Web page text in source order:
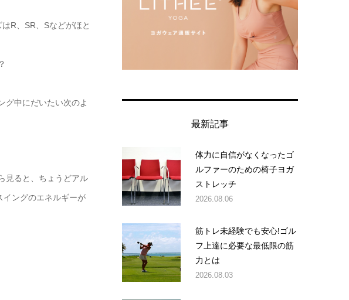
R、SR、Sなどがほと
グ中にだいたい次のよ
見ると、ちょうどアル
イングのエネルギーが
最新記事
体力に自信がなくなったゴ
ルファーのための椅子ヨガ
ストレッチ
2026.08.06
筋トレ未経験でも安心!ゴル
フ上達に必要な最低限の筋
力とは
2026.08.03